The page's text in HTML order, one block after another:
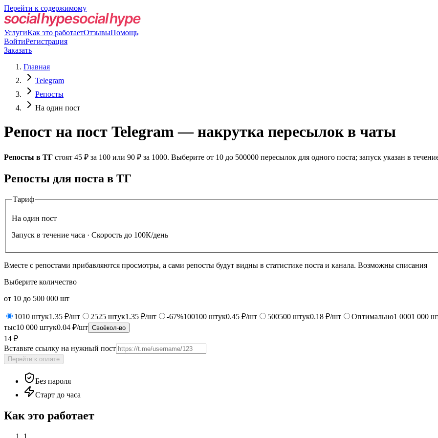
Перейти к содержимому
УслугиКак это работаетОтзывыПомощь
ВойтиРегистрация
Заказать
Главная
Telegram
Репосты
На один пост
Репост на пост Telegram — накрутка пересылок в чаты
Репосты в ТГ стоят 45 ₽ за 100 или 90 ₽ за 1000. Выберите от 10 до 500000 пересылок для одного поста; запуск указан в
Репосты для поста в ТГ
Тариф
На один пост
Запуск в течение часа · Скорость до 100К/день
Вместе с репостами прибавляются просмотры, а сами репосты будут видны в статистике поста и канала. Возможны списания
Выберите количество
от 10 до 500 000 шт
1010 штук1.35 ₽/шт 2525 штук1.35 ₽/шт -67%100100 штук0.45 ₽/шт 500500 штук0.18 ₽/шт Оптимально1 0001 000
тыс10 000 штук0.04 ₽/шт Своёкол-во
14 ₽
Вставьте ссылку на нужный пост
Перейти к оплате
Без пароля
Старт до часа
Как это работает
1